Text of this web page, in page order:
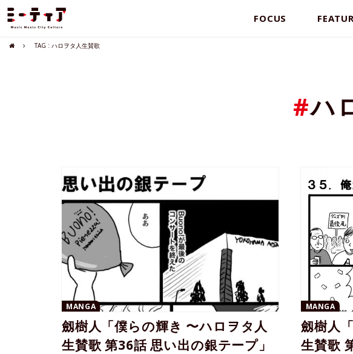
FOCUS
TAG : ハロヲタ人生賛歌
#ハ
MANGA
劔樹人「僕らの輝き 〜ハロヲタ人
生賛歌 第36話 思い出の銀テープ」
MANGA
劔樹人
生賛歌